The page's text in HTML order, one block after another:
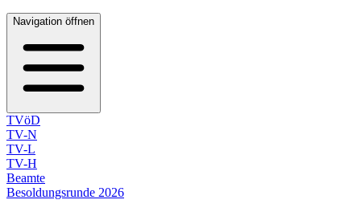
Navigation öffnen
TVöD
TV-N
TV-L
TV-H
Beamte
Besoldungsrunde 2026